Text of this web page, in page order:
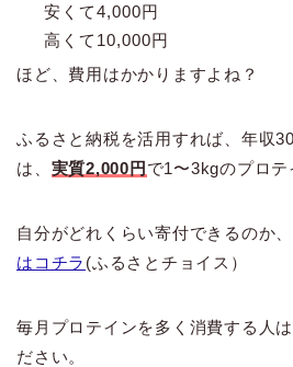
安くて4,000円
高くて10,000円
ほど、費用はかかりますよね？
ふるさと納税を活用すれば、年収
は、 実質2,000円 で1〜3kgのプロテ
自分がどれくらい寄付できるのか、
はコチラ (ふるさとチョイス）
毎月プロテインを多く消費する人
ださい。